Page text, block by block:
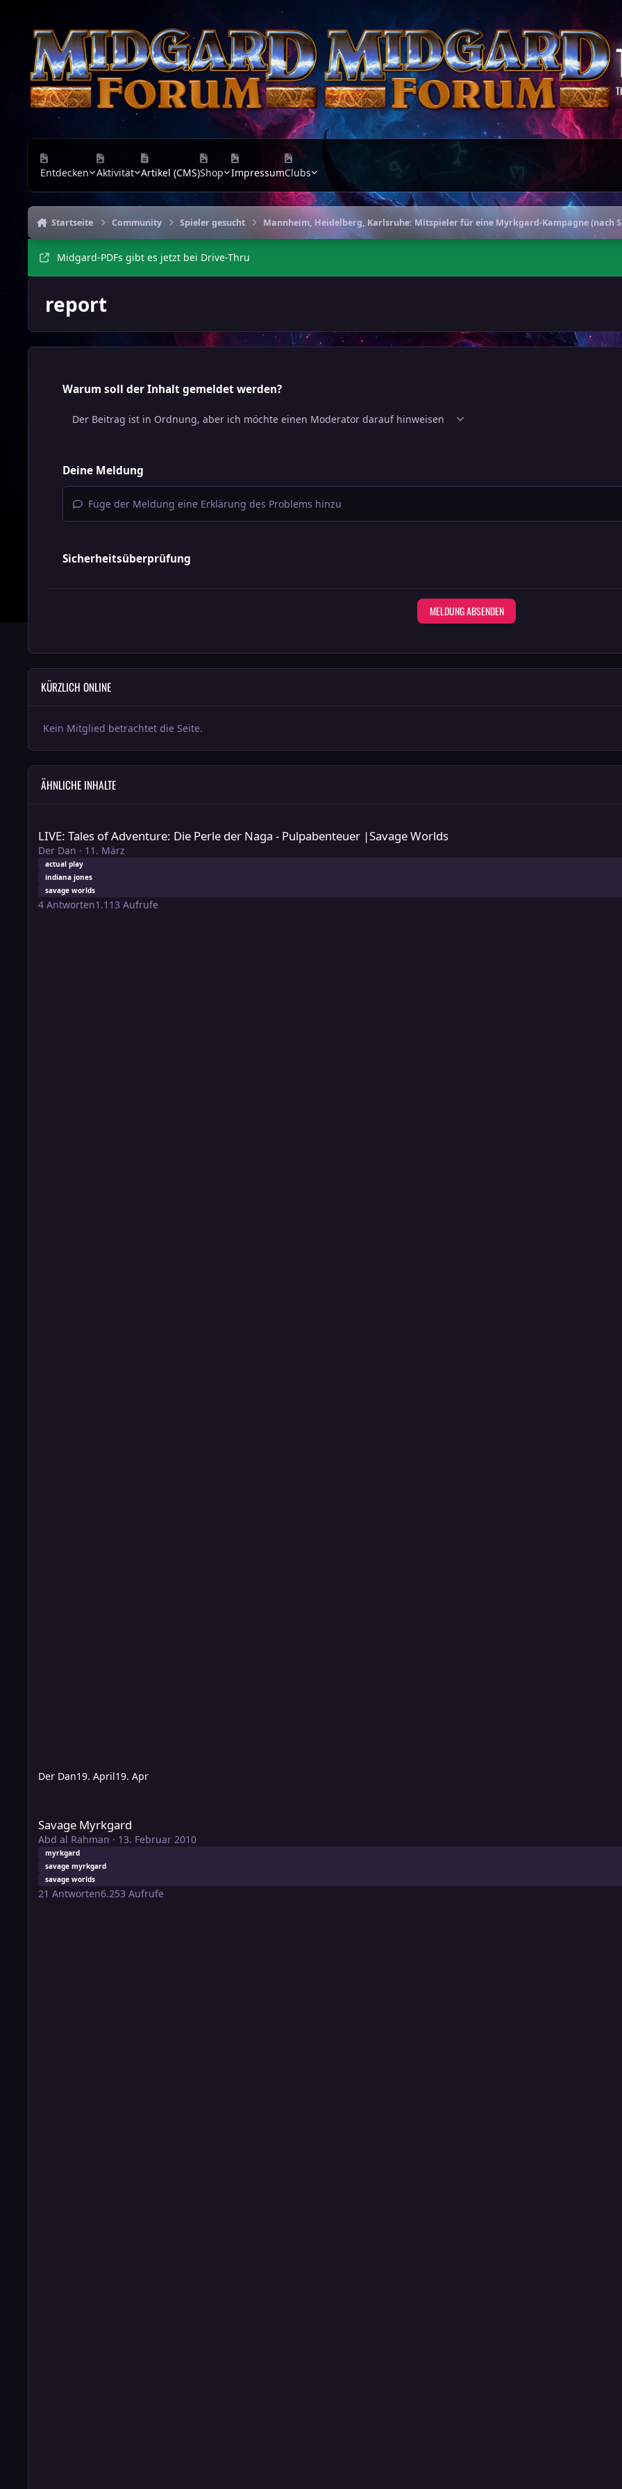
Entdecken Aktivität Artikel (CMS)Shop ImpressumClubs
Startseite Community Spieler gesucht Mannheim, Heidelberg, Karlsruhe: Mitspieler für eine Myrkgard-Kampagne (nach
Midgard-PDFs gibt es jetzt bei Drive-Thru
report
Warum soll der Inhalt gemeldet werden?
Deine Meldung
Füge der Meldung eine Erklärung des Problems hinzu
Sicherheitsüberprüfung
MELDUNG ABSENDEN
KÜRZLICH ONLINE
Kein Mitglied betrachtet die Seite.
ÄHNLICHE INHALTE
LIVE: Tales of Adventure: Die Perle der Naga - Pulpabenteuer |Savage Worlds
Der Dan · 11. März
actual play
indiana jones
savage worlds
4 Antworten1.113 Aufrufe
Der Dan19. April19. Apr
Savage Myrkgard
Abd al Rahman · 13. Februar 2010
myrkgard
savage myrkgard
savage worlds
21 Antworten6.253 Aufrufe